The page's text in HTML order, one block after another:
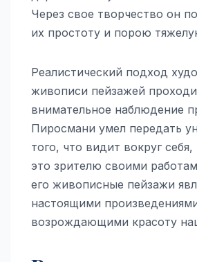
Через свое творчество он
их простоту и порою
Реалистический подход
живописи пейзажей
внимательное наблюдение
Пиросмани умел передать
того, что видит вокруг
это зрителю своими
его живописные пейзажи
настоящими
возрождающими красоту